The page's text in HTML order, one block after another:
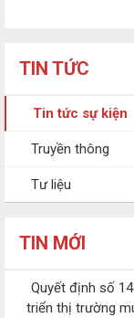
TIN TỨC
Tin tức sự kiện
Truyền thông
Tư liệu
TIN MỚI
Quyết định số
triển thị trường